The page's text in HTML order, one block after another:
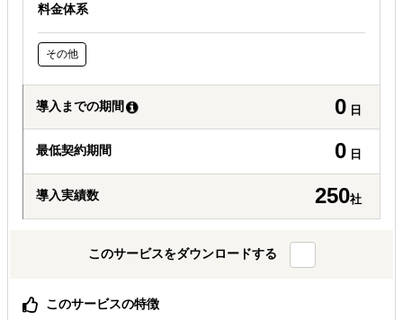
料金体系
その他
導入までの期間 0 日
最低契約期間 0 日
導入実績数 250社
このサービスをダウンロードする
このサービスの特徴